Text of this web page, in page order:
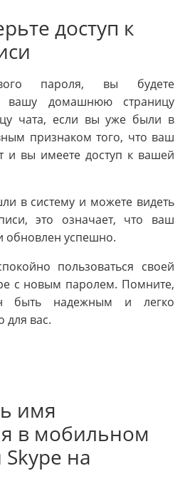
доступ к
пароля, вы будете
вашу домашнюю страницу
чата, если вы уже были в
признаком того, что ваш
и вы имеете доступ к вашей
в систему и можете видеть
это означает, что ваш
обновлен успешно.
пользоваться своей
с новым паролем. Помните,
быть надежным и легко
для вас.
имя
в мобильном
на